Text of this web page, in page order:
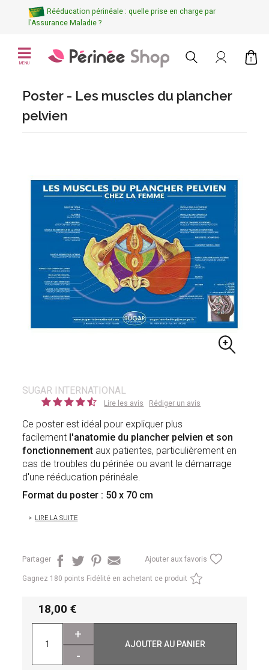
Rééducation périnéale : quelle prise en charge par
l'Assurance Maladie ?
MENU
0
Poster - Les muscles du plancher
pelvien
SUGAR INTERNATIONAL
Lire les avis Rédiger un avis
Ce poster est idéal pour expliquer plus
facilement l'anatomie du plancher pelvien et son
fonctionnement aux patientes, particulièrement en
cas de troubles du périnée ou avant le démarrage
d'une rééducation périnéale.
Format du poster : 50 x 70 cm
LIRE LA SUITE
Partager Ajouter aux favoris
Gagnez 180 points Fidélité en achetant ce produit
18,00
+
-
AJOUTER AU PANIER